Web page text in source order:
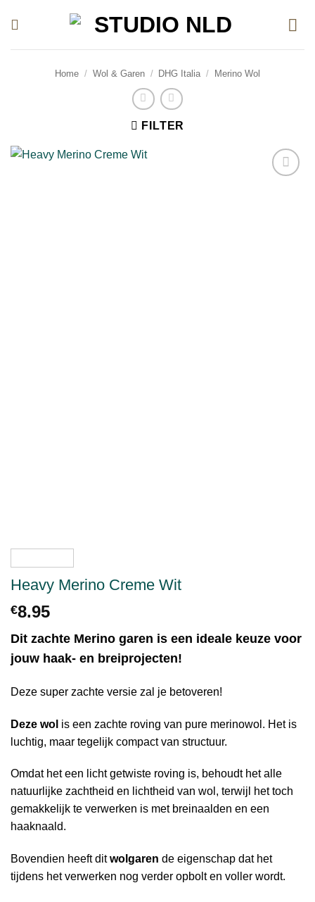
Home / Wol & Garen / DHG Italia / Merino Wol
FILTER
Heavy Merino Creme Wit
€8.95
Dit zachte Merino garen is een ideale keuze voor
jouw haak- en breiprojecten!
Deze super zachte versie zal je betoveren!
Deze wol is een zachte roving van pure merinowol. Het is
luchtig, maar tegelijk compact van structuur.
Omdat het een licht getwiste roving is, behoudt het alle
natuurlijke zachtheid en lichtheid van wol, terwijl het toch
gemakkelijk te verwerken is met breinaalden en een
haaknaald.
Bovendien heeft ditwolgaren de eigenschap dat het
tijdens het verwerken nog verder opbolt en voller wordt.